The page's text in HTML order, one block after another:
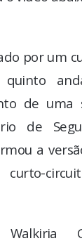
por um
de uma
de
a